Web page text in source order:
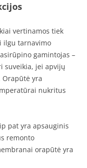
vertinamos tiek
ilgu tarnavimo
gamintojas –
suveikia, jei apvijų
yra
nukritus
pat yra apsauginis
remonto
orapūtė yra